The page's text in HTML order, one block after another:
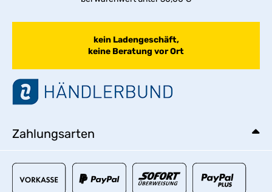
kein Ladengeschäft,
keine Beratung vor Ort
Zahlungsarten